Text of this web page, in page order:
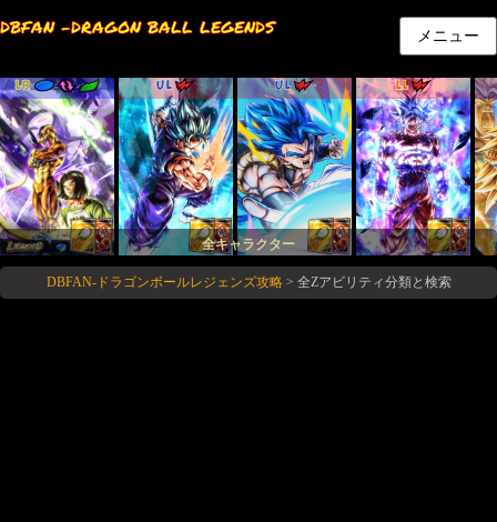
DBFAN -DRAGON BALL LEGENDS メニュー
LR UL UL LL
全キャラクター
DBFAN-ドラゴンボールレジェンズ攻略> 全Zアビリティ分類と検索